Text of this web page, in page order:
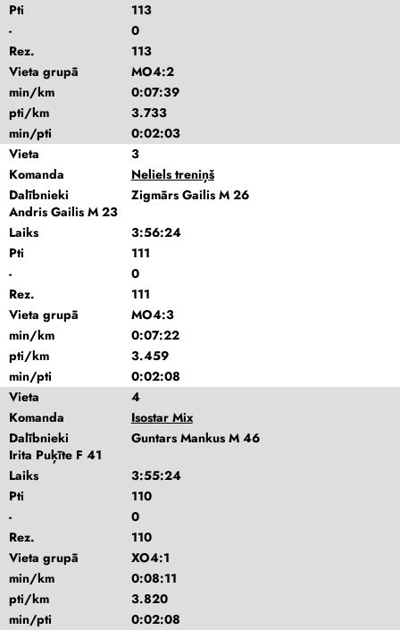
Pti
113
-
0
Rez.
113
Vieta grupā
MO4:2
min/km
0:07:39
pti/km
3.733
min/pti
0:02:03
Vieta
3
Komanda
Neliels treniņš
Dalībnieki
Zigmārs Gailis M 26
Andris Gailis M 23
Laiks
3:56:24
Pti
111
-
0
Rez.
111
Vieta grupā
MO4:3
min/km
0:07:22
pti/km
3.459
min/pti
0:02:08
Vieta
4
Komanda
Isostar Mix
Dalībnieki
Guntars Mankus M 46
Irita Puķīte F 41
Laiks
3:55:24
Pti
110
-
0
Rez.
110
Vieta grupā
XO4:1
min/km
0:08:11
pti/km
3.820
min/pti
0:02:08